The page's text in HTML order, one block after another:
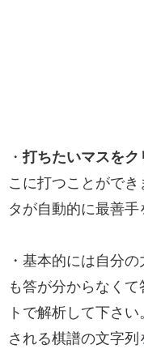
・打ちたいマスを
こに打つことがで
タが自動的に最善手
・基本的には自分
も答が分からなく
トで解析して下さい
される棋譜の文字列